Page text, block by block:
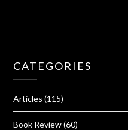
CATEGORIES
Articles (115)
Book Review(60)